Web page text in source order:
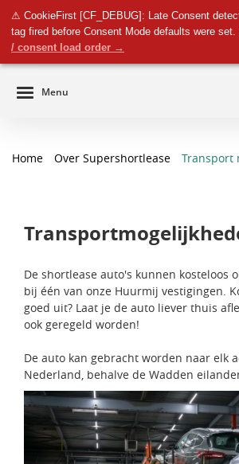
⚠ CookieFirst [CF_DEBUG]: Late Consent
tag fired before Consent Mode defaults were set.
/ consent load order →
Zakelijk
Menu
Home Over Supershortlease Transport
De shortlease auto's kunnen kosteloos
bij één van onze Huurmij vestigingen.
goed uit? Laat je de auto liever thuis
ook geregeld worden!
De auto kan gebracht worden naar elk
Nederland, behalve de Wadden